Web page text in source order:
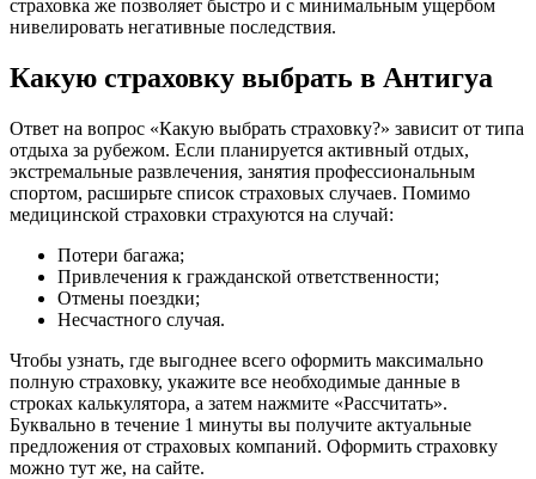
страховка же позволяет быстро и с минимальным ущербом
нивелировать негативные последствия.
Какую страховку выбрать в Антигуа
Ответ на вопрос «Какую выбрать страховку?» зависит от типа
отдыха за рубежом. Если планируется активный отдых,
экстремальные развлечения, занятия профессиональным
спортом, расширьте список страховых случаев. Помимо
медицинской страховки страхуются на случай:
Потери багажа;
Привлечения к гражданской ответственности;
Отмены поездки;
Несчастного случая.
Чтобы узнать, где выгоднее всего оформить максимально
полную страховку, укажите все необходимые данные в
строках калькулятора, а затем нажмите «Рассчитать».
Буквально в течение 1 минуты вы получите актуальные
предложения от страховых компаний. Оформить страховку
можно тут же, на сайте.